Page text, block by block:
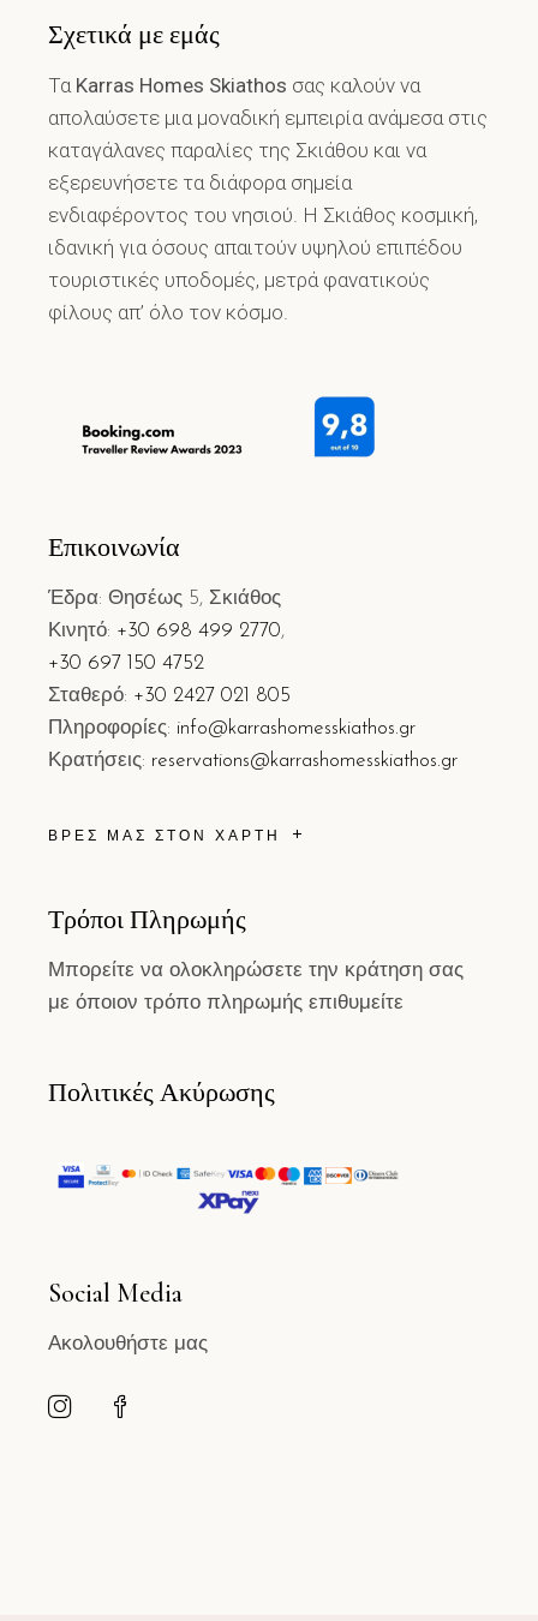
Σχετικά με εμάς
Τα Karras Homes Skiathos σας καλούν να
απολαύσετε μια μοναδική εμπειρία ανάμεσα στις
καταγάλανες παραλίες της Σκιάθου και να
εξερευνήσετε τα διάφορα σημεία
ενδιαφέροντος του νησιού. Η Σκιάθος κοσμική,
ιδανική για όσους απαιτούν υψηλού επιπέδου
τουριστικές υποδομές, μετρά φανατικούς
φίλους απ’ όλο τον κόσμο.
Επικοινωνία
Έδρα: Θησέως 5, Σκιάθος
Κινητό: +30 698 499 2770,
+30 697 150 4752
Σταθερό: +30 2427 021 805
Πληροφορίες: info@karrashomesskiathos.gr
Κρατήσεις: reservations@karrashomesskiathos.gr
ΒΡΕΣ ΜΑΣ ΣΤΟΝ ΧΑΡΤΗ
Τρόποι Πληρωμής
Μπορείτε να ολοκληρώσετε την κράτηση σας
με όποιον τρόπο πληρωμής επιθυμείτε
Πολιτικές Ακύρωσης
Social Media
Ακολουθήστε μας